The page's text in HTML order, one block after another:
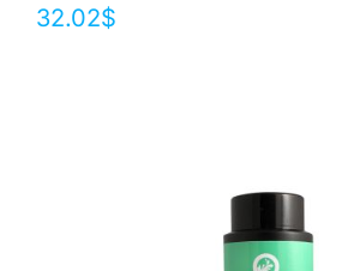
32.02$